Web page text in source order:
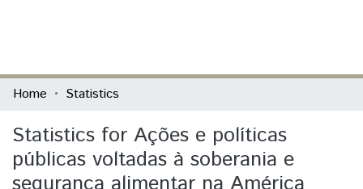
Communities & Collections
All of DSpace
Home Statistics
Statistics for Ações e políticas
públicas voltadas à soberania e